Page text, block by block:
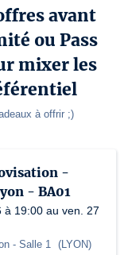
avant
ou Pass
mixer les
à offrir ;)
-
- BA01
à 19:00 au ven. 27
- Salle 1 (LYON)